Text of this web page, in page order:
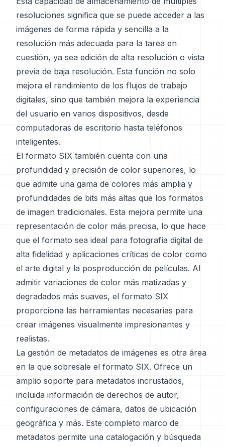
resoluciones significa que se puede acceder a las
imágenes de forma rápida y sencilla a la
resolución más adecuada para la tarea en
cuestión, ya sea edición de alta resolución o vista
previa de baja resolución. Esta función no solo
mejora el rendimiento de los flujos de trabajo
digitales, sino que también mejora la experiencia
del usuario en varios dispositivos, desde
computadoras de escritorio hasta teléfonos
inteligentes.
El formato SIX también cuenta con una
profundidad y precisión de color superiores, lo
que admite una gama de colores más amplia y
profundidades de bits más altas que los formatos
de imagen tradicionales. Esta mejora permite una
representación de color más precisa, lo que hace
que el formato sea ideal para fotografía digital de
alta fidelidad y aplicaciones críticas de color como
el arte digital y la posproducción de películas. Al
admitir variaciones de color más matizadas y
degradados más suaves, el formato SIX
proporciona las herramientas necesarias para
crear imágenes visualmente impresionantes y
realistas.
La gestión de metadatos de imágenes es otra área
en la que sobresale el formato SIX. Ofrece un
amplio soporte para metadatos incrustados,
incluida información de derechos de autor,
configuraciones de cámara, datos de ubicación
geográfica y más. Este completo marco de
metadatos permite una catalogación y búsqueda